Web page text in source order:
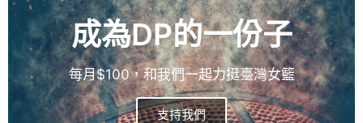
成為DP的一份子
每月$100，和我們一起力挺臺灣女籃
支持我們